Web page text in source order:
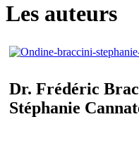
Les auteurs
Dr. Frédéric
Stéphanie